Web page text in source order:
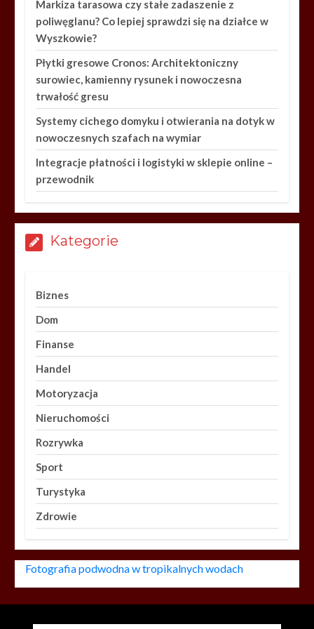
Markiza tarasowa czy stałe zadaszenie z
poliwęglanu? Co lepiej sprawdzi się na działce w
Wyszkowie?
Płytki gresowe Cronos: Architektoniczny
surowiec, kamienny rysunek i nowoczesna
trwałość gresu
Systemy cichego domyku i otwierania na dotyk w
nowoczesnych szafach na wymiar
Integracje płatności i logistyki w sklepie online –
przewodnik
Kategorie
Biznes
Dom
Finanse
Handel
Motoryzacja
Nieruchomości
Rozrywka
Sport
Turystyka
Zdrowie
Fotografia podwodna w tropikalnych wodach